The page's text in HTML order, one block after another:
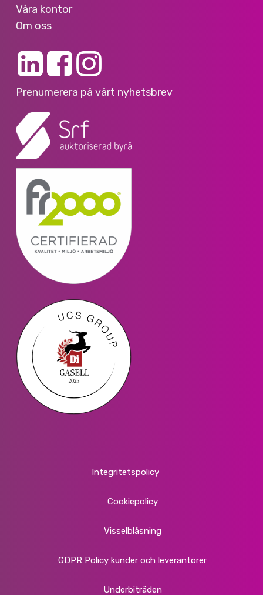
Våra kontor
Om oss
Prenumerera på vårt nyhetsbrev
Integritetspolicy
Cookiepolicy
Visselblåsning
GDPR Policy kunder och leverantörer
Underbiträden